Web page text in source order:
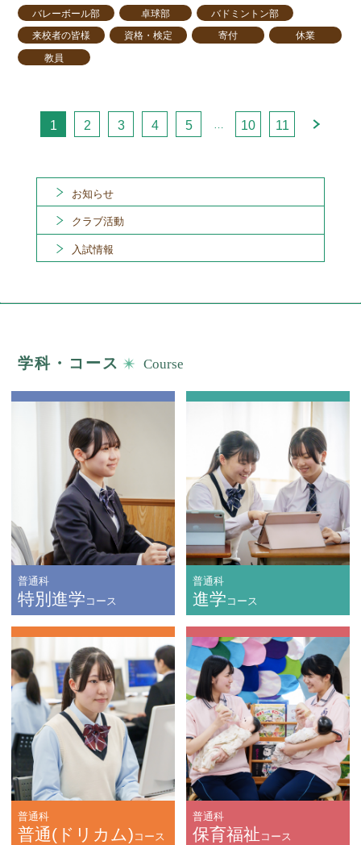
バレーボール部 卓球部
バドミントン部
来校者の皆様
資格・検定 寄付
休業
教員
1 2 3 4 5 10 11
お知らせ
クラブ活動
入試情報
学科・コース Course
普通科
特別進学 コース
普通科
進学 コース
普通科
普通(ドリカム) コース
普通科
保育福祉 コース